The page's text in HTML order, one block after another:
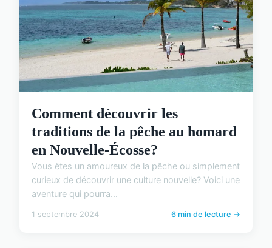
Comment découvrir les
traditions de la pêche au homard
en Nouvelle-Écosse?
Vous êtes un amoureux de la pêche ou simplement
curieux de découvrir une culture nouvelle? Voici une
aventure qui pourra...
1 septembre 2024 6 min de lecture →